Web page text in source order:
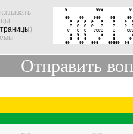
)
@            @@@           @
@@    @@    @@@    @@     @@
@  @  @  @   @    @    @
@  @  @  @   @    @
@   @  @   @@@@    @
@  @  @      @    @
@  @  @     @     @
@@    @@   @@@    @@@@@